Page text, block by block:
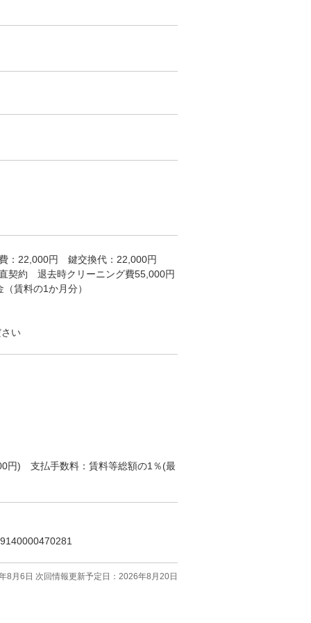
：22,000円 鍵交換代：22,000円
契約 退去時クリーニング費55,000円
賃料の1か月分）
い
円) 支払手数料：賃料等総額の1％(最
8月6日 次回情報更新予定日：2026年8月20日